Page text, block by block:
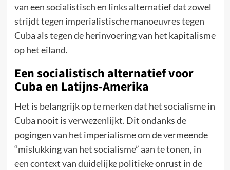
van een socialistisch en links alternatief dat zowel
strijdt tegen imperialistische manoeuvres tegen
Cuba als tegen de herinvoering van het kapitalisme
op het eiland.
Een socialistisch alternatief voor
Cuba en Latijns-Amerika
Het is belangrijk op te merken dat het socialisme in
Cuba nooit is verwezenlijkt. Dit ondanks de
pogingen van het imperialisme om de vermeende
“mislukking van het socialisme” aan te tonen, in
een context van duidelijke politieke onrust in de